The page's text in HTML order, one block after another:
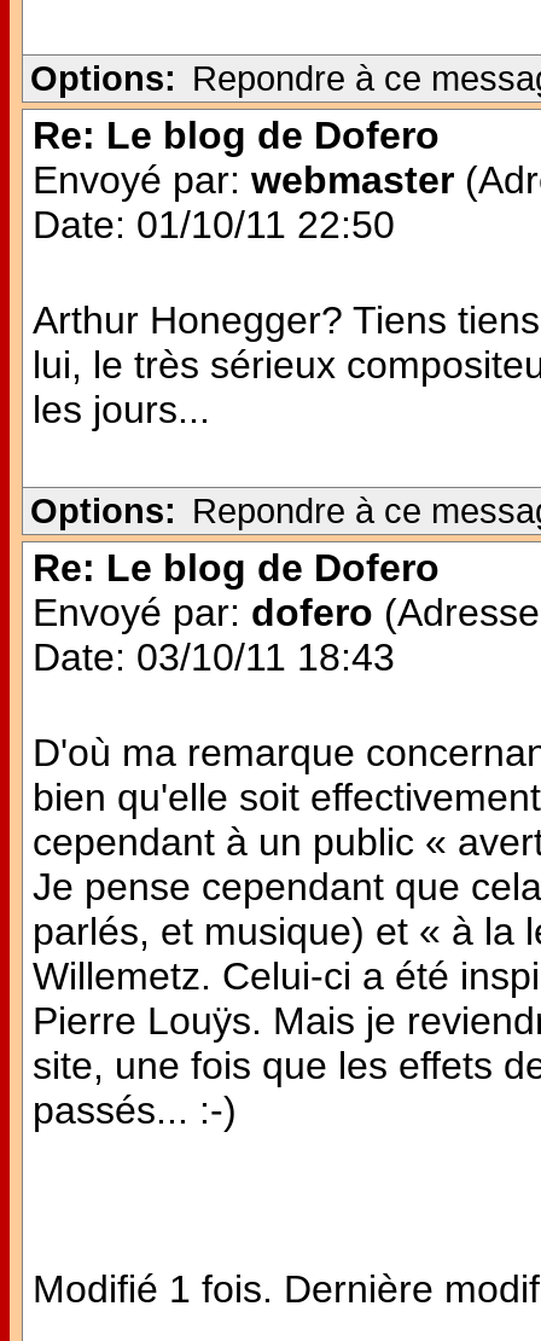
Options: Repondre à ce
Re: Le blog de Dofero
Envoyé par: webmaster
Date: 01/10/11 22:50
Arthur Honegger? Tiens
lui, le très sérieux
les jours...
Options: Repondre à ce
Re: Le blog de Dofero
Envoyé par: dofero
Date: 03/10/11 18:43
D'où ma remarque
bien qu'elle soit
cependant à un public «
Je pense cependant que
parlés, et musique) et « à la
Willemetz. Celui-ci a été
Pierre Louÿs. Mais je
site, une fois que les effets
passés... :-)
Modifié 1 fois. Dernière